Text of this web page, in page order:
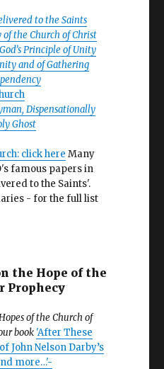
to the Saints
the Church of Christ
Principle of Unity
and of Gathering
Dispensationally
Ghost
click here Many
famous papers in
to the Saints'.
- for the full list
the Hope of the
Prophecy
of the Church of
book 'After These
John Nelson Darby’s
more…'-